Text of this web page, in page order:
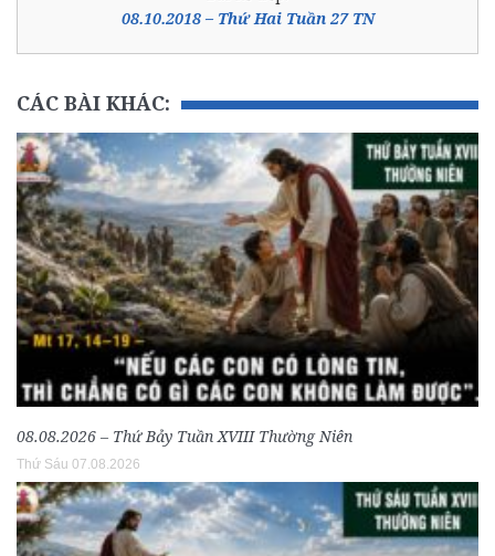
08.10.2018 – Thứ Hai Tuần 27 TN
CÁC BÀI KHÁC:
08.08.2026 – Thứ Bảy Tuần XVIII Thường Niên
Thứ Sáu 07.08.2026